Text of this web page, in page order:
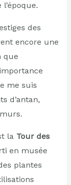
des
encore une
que
me suis
d’antan,
la Tour des
en musée
plantes